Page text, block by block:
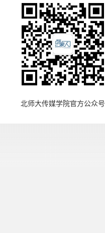
北师大传媒学院官方公众号